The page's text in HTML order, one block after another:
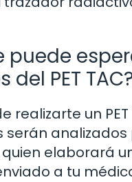
puede
del PET
realizarte un PET
serán analizados
elaborará
a tu